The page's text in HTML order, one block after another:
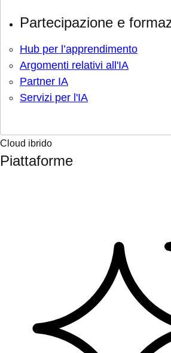
Partecipazione e
Hub per l’apprendimento
Argomenti relativi all'IA
Partner IA
Servizi per l'IA
Cloud ibrido
Piattaforme